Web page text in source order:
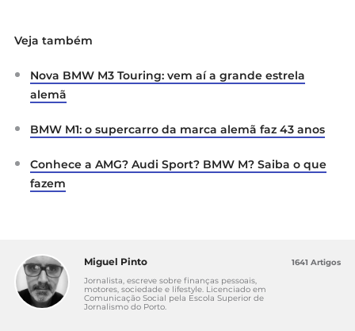
Veja também
Nova BMW M3 Touring: vem aí a grande estrela
alemã
BMW M1: o supercarro da marca alemã faz 43 anos
Conhece a AMG? Audi Sport? BMW M? Saiba o que
fazem
Miguel Pinto
Jornalista, escreve sobre finanças pessoais,
motores, sociedade e lifestyle. Licenciado em
Comunicação Social pela Escola Superior de
Jornalismo do Porto.
1641 Artigos